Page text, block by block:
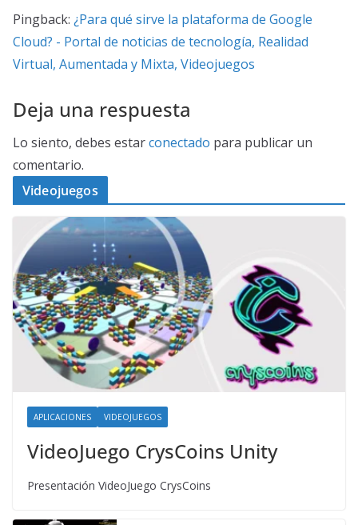
Pingback: ¿Para qué sirve la plataforma de Google
Cloud? - Portal de noticias de tecnología, Realidad
Virtual, Aumentada y Mixta, Videojuegos
Deja una respuesta
Lo siento, debes estarconectado para publicar un
comentario.
Videojuegos
APLICACIONES VIDEOJUEGOS
VideoJuego CrysCoins Unity
Presentación VideoJuego CrysCoins